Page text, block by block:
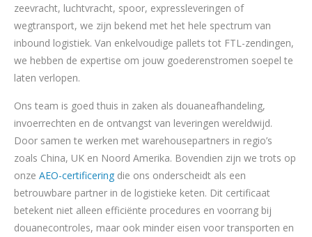
zeevracht, luchtvracht, spoor, expressleveringen of
wegtransport, we zijn bekend met het hele spectrum van
inbound logistiek. Van enkelvoudige pallets tot FTL-zendingen,
we hebben de expertise om jouw goederenstromen soepel te
laten verlopen.
Ons team is goed thuis in zaken als douaneafhandeling,
invoerrechten en de ontvangst van leveringen wereldwijd.
Door samen te werken met warehousepartners in regio’s
zoals China, UK en Noord Amerika. Bovendien zijn we trots op
onze AEO-certificering die ons onderscheidt als een
betrouwbare partner in de logistieke keten. Dit certificaat
betekent niet alleen efficiënte procedures en voorrang bij
douanecontroles, maar ook minder eisen voor transporten en